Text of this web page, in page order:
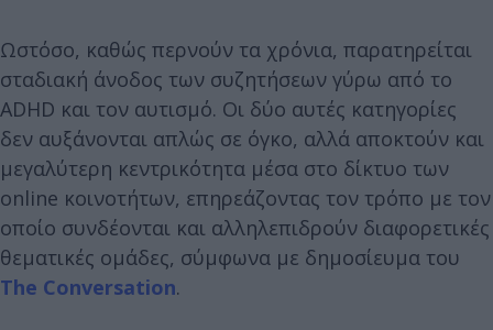
Ωστόσο, καθώς περνούν τα χρόνια, παρατηρείται
σταδιακή άνοδος των συζητήσεων γύρω από το
ADHD και τον αυτισμό. Οι δύο αυτές κατηγορίες
δεν αυξάνονται απλώς σε όγκο, αλλά αποκτούν και
μεγαλύτερη κεντρικότητα μέσα στο δίκτυο των
online κοινοτήτων, επηρεάζοντας τον τρόπο με τον
οποίο συνδέονται και αλληλεπιδρούν διαφορετικές
θεματικές ομάδες, σύμφωνα με δημοσίευμα του
The Conversation.